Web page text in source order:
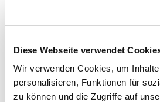
Diese Webseite verwendet
Wir verwenden Cookies, um
personalisieren, Funktionen für
zu können und die Zugriffe auf
Korbmühle
Korbmühle